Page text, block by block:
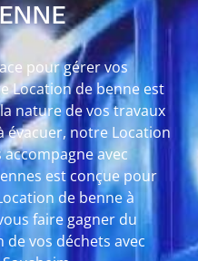
pour gérer vos
Location de benne est
nature de vos travaux
évacuer, notre Location
avec
est conçue pour
de benne à
faire gagner du
vos déchets avec